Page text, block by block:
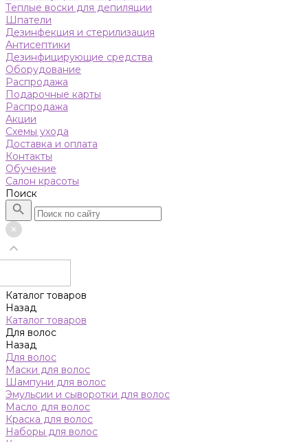
Теплые воски для депиляции
Шпатели
Дезинфекция и стерилизация
Антисептики
Дезинфицирующие средства
Оборудование
Распродажа
Подарочные карты
Распродажа
Акции
Схемы ухода
Доставка и оплата
Контакты
Обучение
Салон красоты
Поиск
Каталог товаров
Назад
Каталог товаров
Для волос
Назад
Для волос
Маски для волос
Шампуни для волос
Эмульсии и сыворотки для волос
Масло для волос
Краска для волос
Наборы для волос